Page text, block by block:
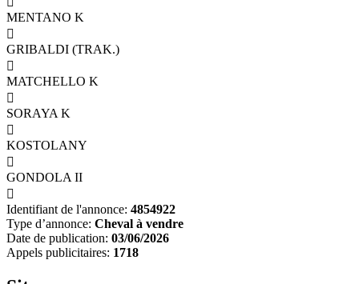
MENTANO K

GRIBALDI (TRAK.)

MATCHELLO K

SORAYA K

KOSTOLANY

GONDOLA II

Identifiant de l'annonce: 4854922
Type d’annonce: Cheval à vendre
Date de publication: 03/06/2026
Appels publicitaires: 1718